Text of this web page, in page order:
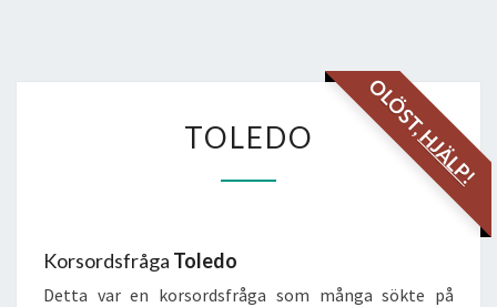
OLÖST,
HJÄLP!
TOLEDO
Korsordsfråga Toledo
Detta var en korsordsfråga som många sökte på